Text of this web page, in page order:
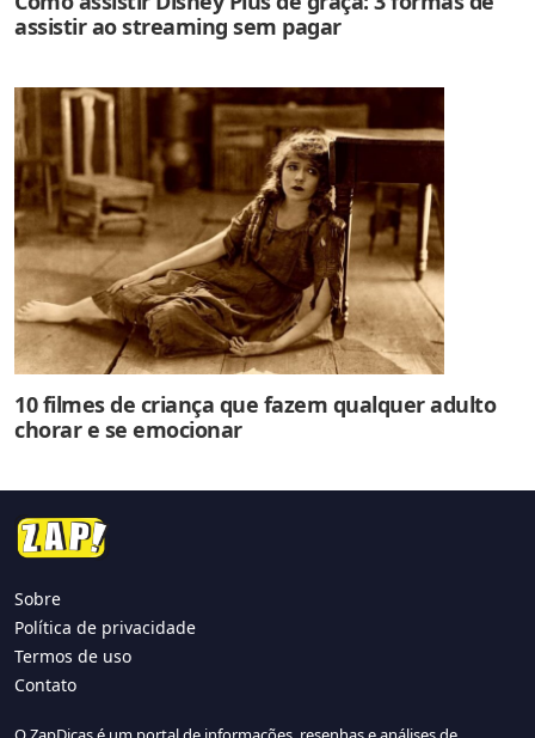
assistir ao streaming sem pagar
10 filmes de criança que fazem qualquer adulto
chorar e se emocionar
Sobre
Política de privacidade
Termos de uso
Contato